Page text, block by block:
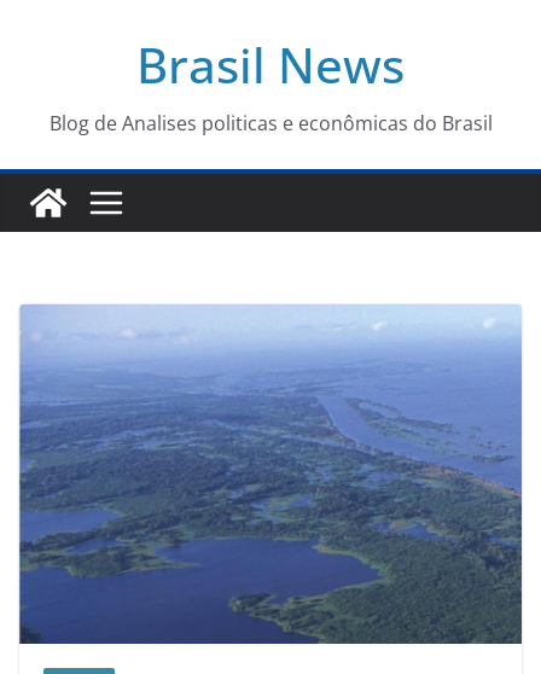
conteúdo
Brasil News
Blog de Analises politicas e econômicas do Brasil